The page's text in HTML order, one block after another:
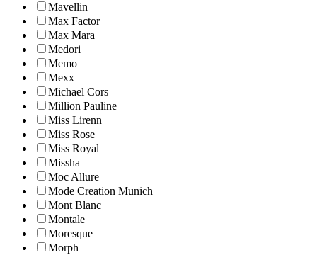
Mavellin
Max Factor
Max Mara
Medori
Memo
Mexx
Michael Cors
Million Pauline
Miss Lirenn
Miss Rose
Miss Royal
Missha
Moc Allure
Mode Creation Munich
Mont Blanc
Montale
Moresque
Morph